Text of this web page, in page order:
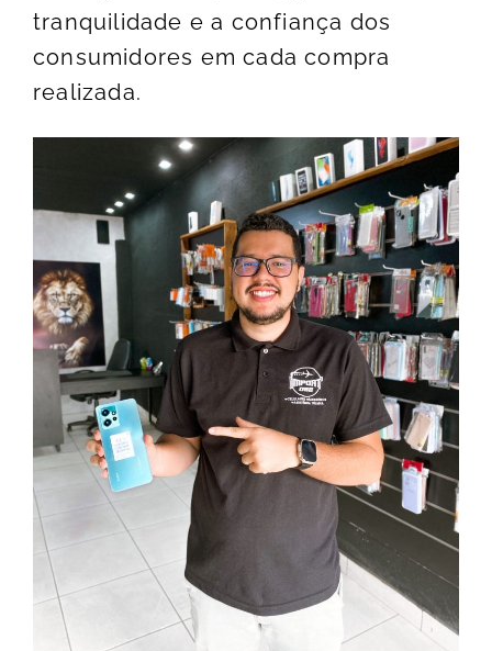
tranquilidade e a confiança dos
consumidores em cada compra
realizada.